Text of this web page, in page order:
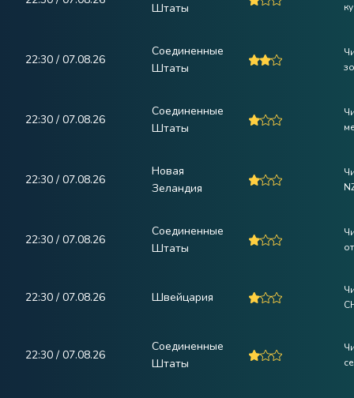
Штаты
22:30 / 07.08.26
Соединенные
Штаты
22:30 / 07.08.26
Соединенные
Штаты
22:30 / 07.08.26
Новая
Зеландия
22:30 / 07.08.26
Соединенные
Штаты
22:30 / 07.08.26 Швейцария
22:30 / 07.08.26
Соединенные
Штаты